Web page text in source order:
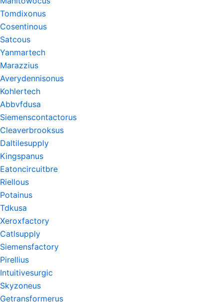
Tomdixonus
Cosentinous
Satcous
Yanmartech
Marazzius
Averydennisonus
Kohlertech
Abbvfdusa
Siemenscontactorus
Cleaverbrooksus
Daltilesupply
Kingspanus
Eatoncircuitbre
Riellous
Potainus
Tdkusa
Xeroxfactory
Catlsupply
Siemensfactory
Pirellius
Intuitivesurgic
Skyzoneus
Getransformerus